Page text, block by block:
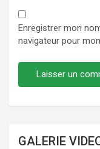
Enregistrer mon
navigateur pour
GALERIE